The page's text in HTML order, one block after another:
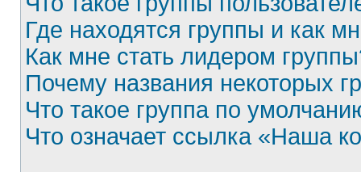
Где находятся группы и как
Как мне стать лидером
Почему названия некоторых
Что такое группа по
Что означает ссылка «Наша